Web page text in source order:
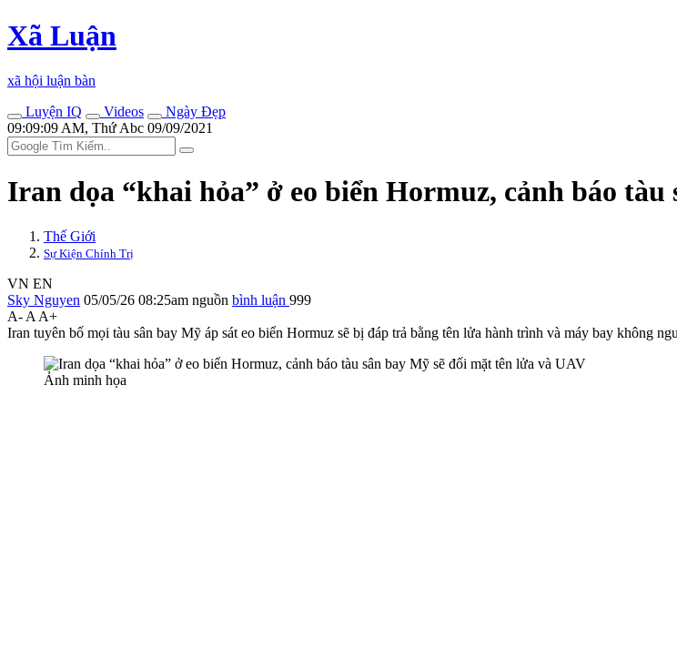
Xã Luận
xã hội luận bàn
Luyện IQ
Videos
Ngày Đẹp
09:09:09 AM, Thứ Abc 09/09/2021
Iran dọa “khai hỏa” ở eo biển Hormuz, cảnh báo
Thế Giới
Sự Kiện Chính Trị
VN EN
Sky Nguyen 05/05/26 08:25am nguồn bình luận 999
A- A A+
Iran tuyên bố mọi tàu sân bay Mỹ áp sát eo biển Hormuz sẽ bị đáp trả bằng tên lửa hành trình và máy bay không
Ảnh minh họa